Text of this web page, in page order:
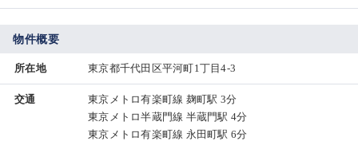
物件概要
所在地 東京都千代田区平河町1丁目4-3
交通
東京メトロ有楽町線 麹町駅 3分
東京メトロ半蔵門線 半蔵門駅 4分
東京メトロ有楽町線 永田町駅 6分